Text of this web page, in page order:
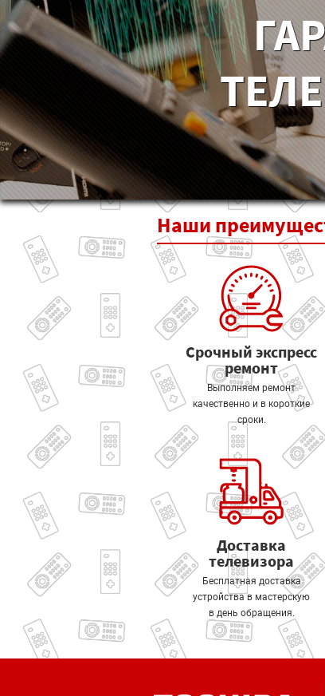
Наши
Срочный экспресс
ремонт
Выполняем ремонт
качественно и в короткие
сроки.
Доставка
телевизора
Бесплатная доставка
устройства в мастерскую
в день обращения.